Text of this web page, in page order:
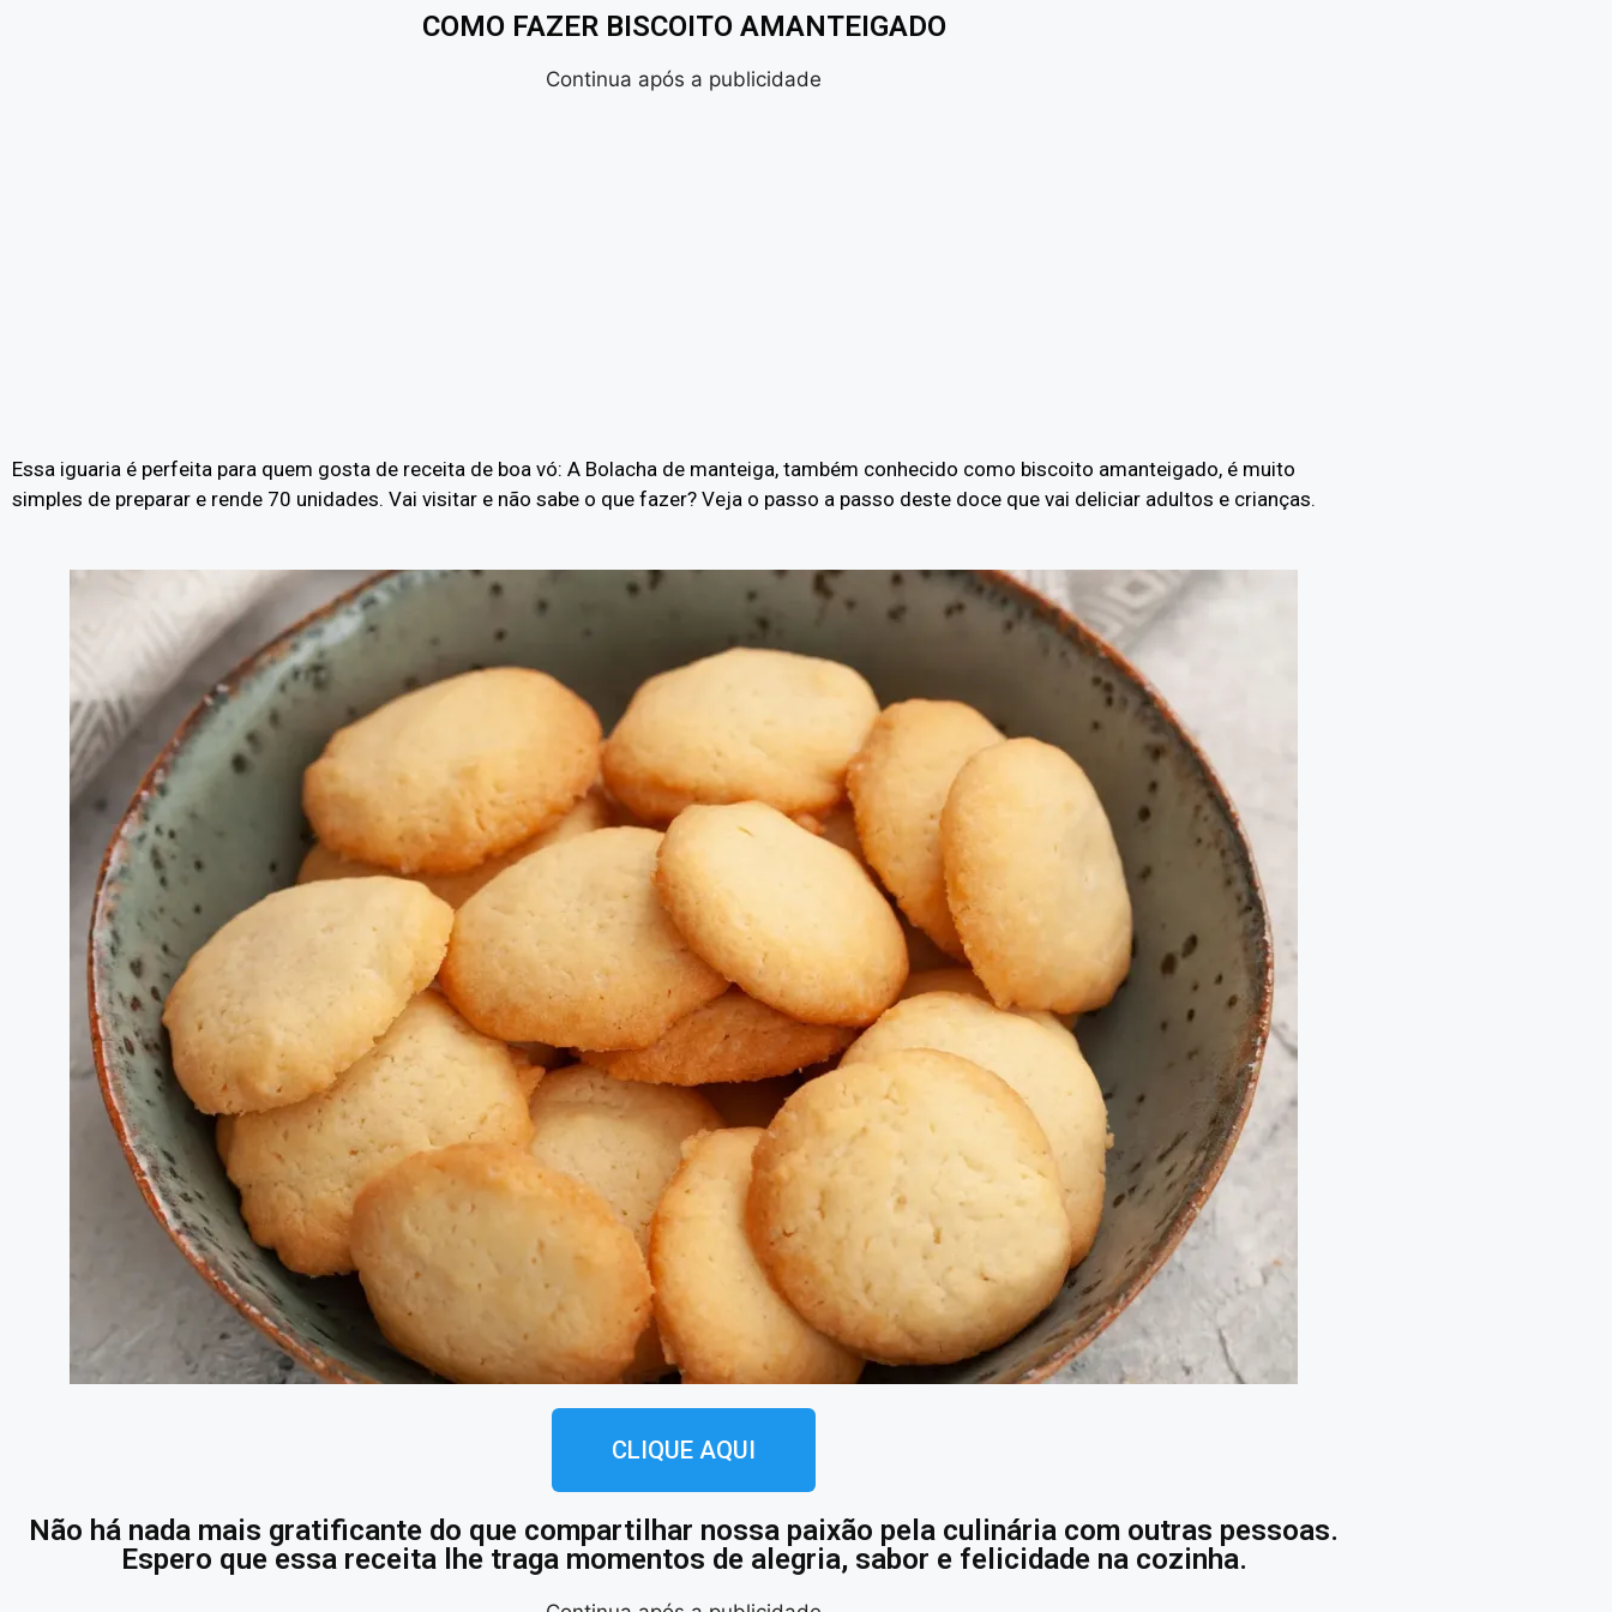
COMO FAZER BISCOITO AMANTEIGADO
Continua após a publicidade
Essa iguaria é perfeita para quem gosta de receita de boa vó: A Bolacha de manteiga, também conhecido como biscoito amanteigado, é muito
simples de preparar e rende 70 unidades. Vai visitar e não sabe o que fazer? Veja o passo a passo deste doce que vai deliciar adultos e crianças.
CLIQUE AQUI
Não há nada mais gratificante do que compartilhar nossa paixão pela culinária com outras pessoas.
Espero que essa receita lhe traga momentos de alegria, sabor e felicidade na cozinha.